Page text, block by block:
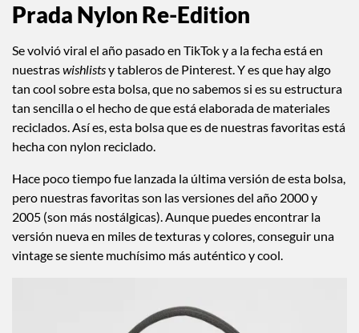
Prada Nylon Re-Edition
Se volvió viral el año pasado en TikTok y a la fecha está en
nuestraswishlistsy tableros de Pinterest. Y es que hay algo
tan cool sobre esta bolsa, que no sabemos si es su estructura
tan sencilla o el hecho de que está elaborada de materiales
reciclados. Así es, esta bolsa que es de nuestras favoritas está
hecha con nylon reciclado.
Hace poco tiempo fue lanzada la última versión de esta bolsa,
pero nuestras favoritas son las versiones del año 2000 y
2005 (son más nostálgicas). Aunque puedes encontrar la
versión nueva en miles de texturas y colores, conseguir una
vintage se siente muchísimo más auténtico y cool.